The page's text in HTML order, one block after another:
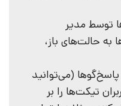
توسط مدیر
حالت‌های باز،
پاسخ‌گوها (می‌توانید
تیکت‌ها را بر